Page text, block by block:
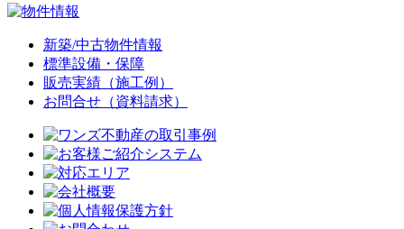
新築/中古物件情報
標準設備・保障
販売実績（施工例）
お問合せ（資料請求）